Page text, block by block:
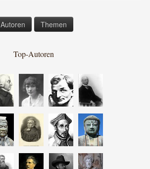
Autoren Themen
Top-Autoren